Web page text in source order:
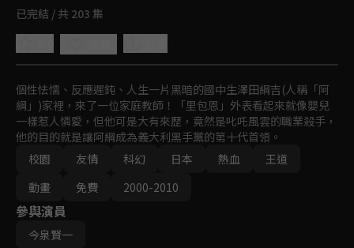
已完結 / 共 203 集
個性怯懦、反應遲鈍、人生一片黑暗的國中生澤田綱吉(人稱「阿
綱」)家裡，來了一位家庭教師！「里包恩」外表看起來就像嬰兒
一樣惹人憐愛，但他可是大有來歷，竟然是叱吒風雲的職業殺手，
他的目的就是讓阿綱成為義大利黑手黨的第十代首領。
校園
友情 科幻 日本 熱血
王道
動畫
免費 2000-2010
參與演員
今泉賢一